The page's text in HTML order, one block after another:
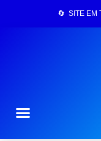
🔄 SITE EM